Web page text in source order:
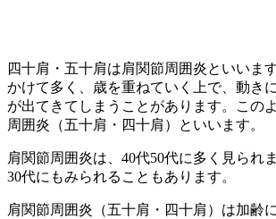
四十肩・五十肩は肩関節周囲炎といいま
かけて多く、歳を重ねていく上で、動き
が出てきてしまうことがあります。この
周囲炎（五十肩・四十肩）といいます。
肩関節周囲炎は、40代50代に多く見られ
30代にもみられることもあります。
肩関節周囲炎（五十肩・四十肩）は加齢